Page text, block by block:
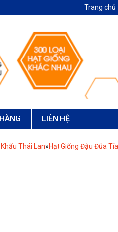
Trang chủ
LIÊN HỆ
Thái Lan»Hạt Giống Đậu Đũa Tía